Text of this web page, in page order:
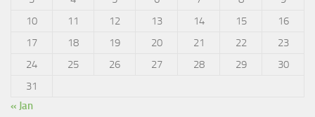
10
11 12 13 14 15
16
17
18 19 20 21 22
23
24
25 26 27 28 29
30
31
« Jan